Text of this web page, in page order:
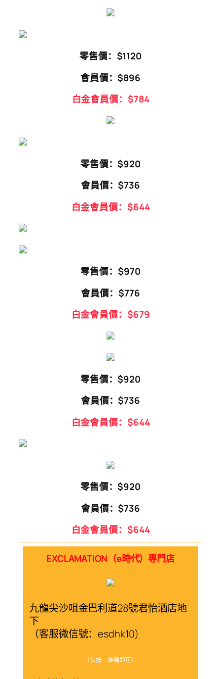
零售價：$1120
會員價：$896
白金會員價：$784
零售價：$920
會員價：$736
白金會員價：$644
零售價：$970
會員價：$776
白金會員價：$679
零售價：$920
會員價：$736
白金會員價：$644
零售價：$920
會員價：$736
白金會員價：$644
EXCLAMATION（e時代）專門店
九龍尖沙咀金巴利道28號君怡酒店地
下
（客服微信號：esdhk10)
（長按二維碼即可）